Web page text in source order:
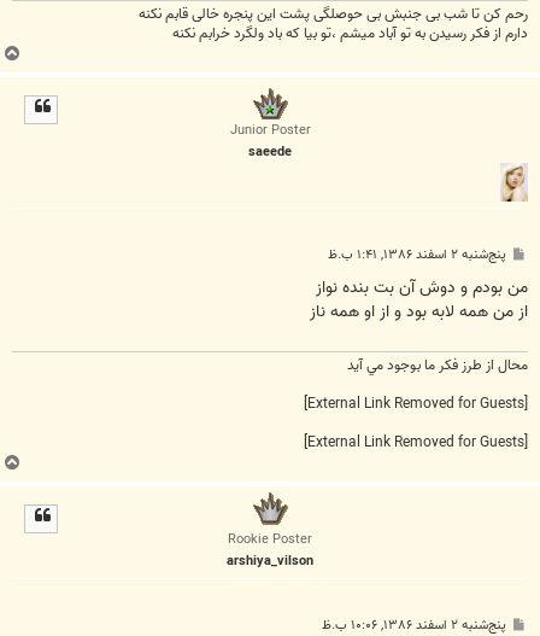
رحم کن تا شب بی جنبش بی حوصلگی پشت این پنجره خالی قابم نکنه
دارم از فکر رسیدن به تو آباد میشم ،تو بیا که باد ولگرد خرابم نکنه
ب
ا
Junior Poster
saeede
پ
ت
پنج‌شنبه ۲ اسفند ۱۳۸۶, ۱:۴۱ ب.ظ
من بودم و دوش آن بت بنده نواز
از من همه لابه بود و از او همه ناز
محال از طرز فکر ما بوجود مي آيد
ب
ا
Rookie Poster
arshiya_vilson
پ پنج‌شنبه ۲ اسفند ۱۳۸۶, ۱۰:۰۶ ب.ظ